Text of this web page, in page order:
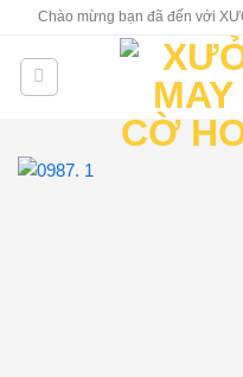
content
Chào mừng bạn đã đến với